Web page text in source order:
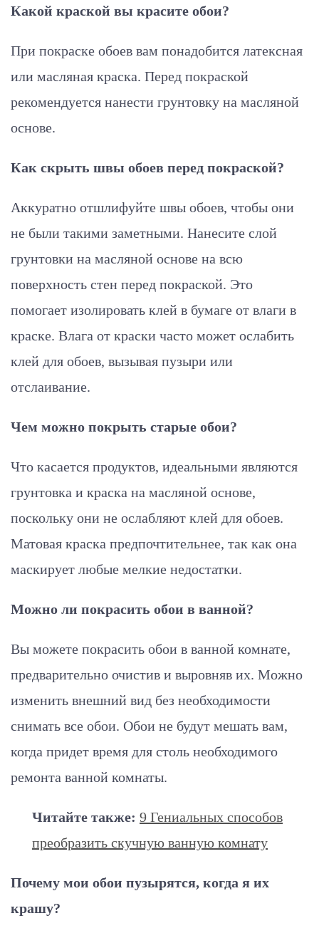
Какой краской вы красите обои?
При покраске обоев вам понадобится латексная
или масляная краска. Перед покраской
рекомендуется нанести грунтовку на масляной
основе.
Как скрыть швы обоев перед покраской?
Аккуратно отшлифуйте швы обоев, чтобы они
не были такими заметными. Нанесите слой
грунтовки на масляной основе на всю
поверхность стен перед покраской. Это
помогает изолировать клей в бумаге от влаги в
краске. Влага от краски часто может ослабить
клей для обоев, вызывая пузыри или
отслаивание.
Чем можно покрыть старые обои?
Что касается продуктов, идеальными являются
грунтовка и краска на масляной основе,
поскольку они не ослабляют клей для обоев.
Матовая краска предпочтительнее, так как она
маскирует любые мелкие недостатки.
Можно ли покрасить обои в ванной?
Вы можете покрасить обои в ванной комнате,
предварительно очистив и выровняв их. Можно
изменить внешний вид без необходимости
снимать все обои. Обои не будут мешать вам,
когда придет время для столь необходимого
ремонта ванной комнаты.
Читайте также: 9 Гениальных способов
преобразить скучную ванную комнату
Почему мои обои пузырятся, когда я их
крашу?